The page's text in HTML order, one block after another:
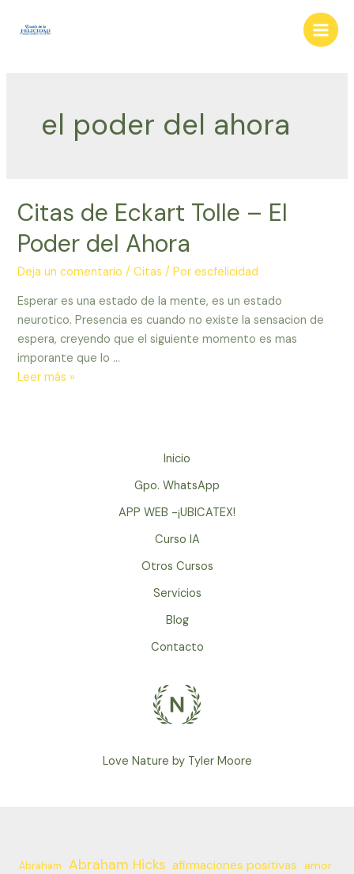
Main
el poder del ahora
Citas de Eckart Tolle – El
Poder del Ahora
Deja un comentario /Citas / Porescfelicidad
Esperar es una estado de la mente, es un estado
neurotico. Presencia es cuando no existe la sensacion de
espera, creyendo que el siguiente momento es mas
imporante que lo …
Citas
Leer más »
Inicio
Gpo. WhatsApp
APP WEB -¡UBICATEX!
Curso IA
Otros Cursos
Servicios
Blog
Contacto
Love Nature by Tyler Moore
Abraham Abraham Hicks afirmaciones positivas
amor